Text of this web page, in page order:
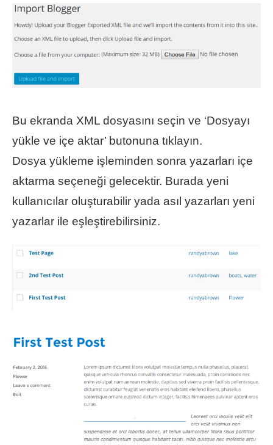
Bu ekranda XML dosyasını seçin ve ‘Dosyayı
yükle ve içe aktar’ butonuna tıklayın.
Dosya yükleme işleminden sonra yazarları içe
aktarma seçeneği gelecektir. Burada yeni
kullanıcılar oluşturabilir yada asıl yazarları yeni
yazarlar ile eşleştirebilirsiniz.